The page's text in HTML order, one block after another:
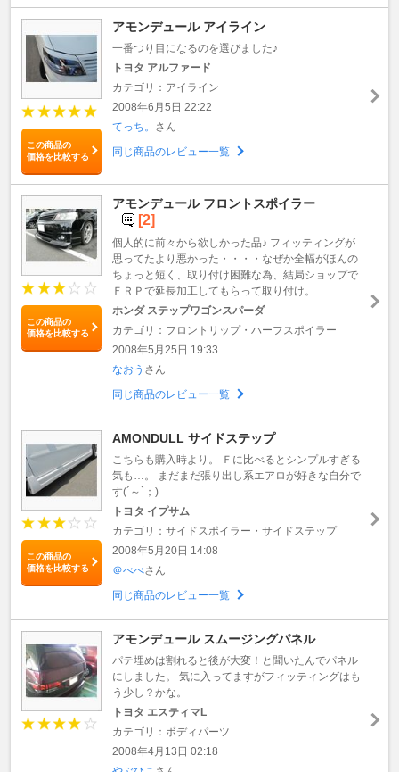
この商品の
価格を比較する
アモンデュール アイライン
一番つり目になるのを選びました♪
トヨタ アルファード
カテゴリ：アイライン
2008年6月5日 22:22
てっち。 さん
同じ商品のレビュー一覧
この商品の
価格を比較する
アモンデュール フロントスポイラー
[2]
個人的に前々から欲しかった品♪ フィッティングが
思ってたより悪かった・・・・なぜか全幅がほんの
ちょっと短く、取り付け困難な為、結局ショップで
ＦＲＰで延長加工してもらって取り付け。
ホンダ ステップワゴンスパーダ
カテゴリ：フロントリップ・ハーフスポイラー
2008年5月25日 19:33
なおう さん
同じ商品のレビュー一覧
この商品の
価格を比較する
AMONDULL サイドステップ
こちらも購入時より。 Ｆに比べるとシンプルすぎる
気も…。 まだまだ張り出し系エアロが好きな自分で
す(´～`；)
トヨタ イプサム
カテゴリ：サイドスポイラー・サイドステップ
2008年5月20日 14:08
＠べべさん
同じ商品のレビュー一覧
アモンデュール スムージングパネル
パテ埋めは割れると後が大変！と聞いたんでパネル
にしました。 気に入ってますがフィッティングはも
う少し？かな。
トヨタ エスティマL
カテゴリ：ボディパーツ
2008年4月13日 02:18